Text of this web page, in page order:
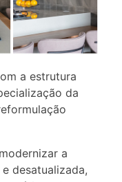
a estrutura
da
a
desatualizada,